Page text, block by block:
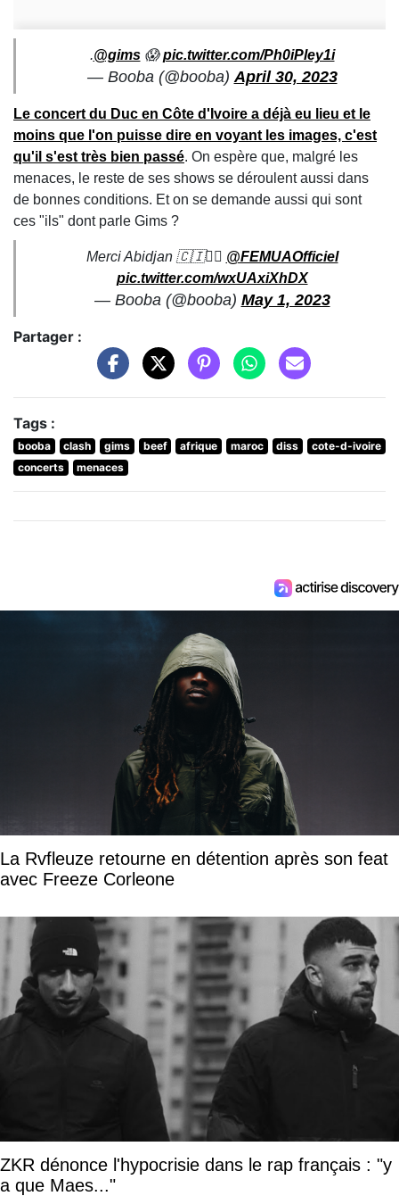
.@gims😱pic.twitter.com/Ph0iPley1i
— Booba (@booba)April 30, 2023
Le concert du Duc en Côte d'Ivoire a déjà eu lieu et le
moins que l'on puisse dire en voyant les images, c'est
qu'il s'est très bien passé. On espère que, malgré les
menaces, le reste de ses shows se déroulent aussi dans
de bonnes conditions. Et on se demande aussi qui sont
ces "ils" dont parle Gims ?
Merci Abidjan 🇨🇮🏴‍☠️ @FEMUAOfficiel
pic.twitter.com/wxUAxiXhDX
— Booba (@booba) May 1, 2023
Partager :
Tags :
booba clash gims beef afrique maroc diss
cote-d-ivoire
concerts
menaces
La Rvfleuze retourne en détention après son feat
avec Freeze Corleone
ZKR dénonce l'hypocrisie dans le rap français : "y
a que Maes..."